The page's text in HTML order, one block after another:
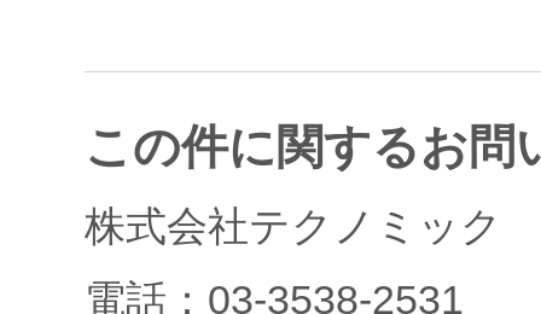
この件に関するお問
株式会社テクノミック
電話：03-3538-2531